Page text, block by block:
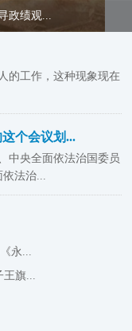
政绩观...
的工作，这种现象现在
个会议划...
中央全面依法治国委员
法治...
永...
王旗...